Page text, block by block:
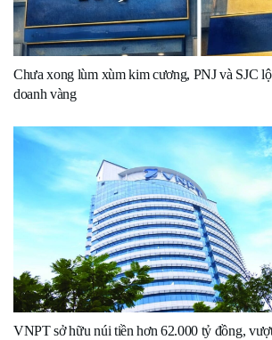
Chưa xong lùm xùm kim cương, PNJ và SJC
doanh vàng
VNPT sở hữu núi tiền hơn 62.000 tỷ đồng,